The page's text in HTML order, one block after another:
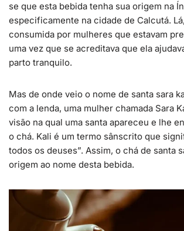
se que esta bebida tenha sua origem na
especificamente na cidade de Calcutá.
consumida por mulheres que estavam
uma vez que se acreditava que ela
parto tranquilo.
Mas de onde veio o nome de santa sara
com a lenda, uma mulher chamada Sara
visão na qual uma santa apareceu e lhe
o chá. Kali é um termo sânscrito que
todos os deuses”. Assim, o chá de santa
origem ao nome desta bebida.